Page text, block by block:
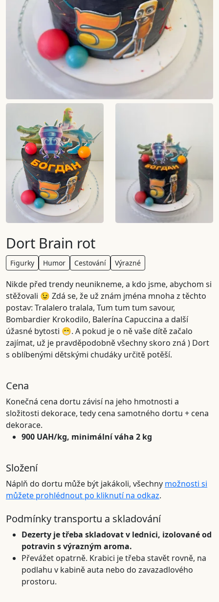
Dort Brain rot
Figurky Humor Cestování Výrazné
Nikde před trendy neunikneme, a kdo jsme, abychom si
stěžovali 😉 Zdá se, že už znám jména mnoha z těchto
postav: Tralalero tralala, Tum tum tum savour,
Bombardier Krokodilo, Balerína Capuccina a další
úžasné bytosti 😁. A pokud je o ně vaše dítě začalo
zajímat, už je pravděpodobně všechny skoro zná ) Dort
s oblíbenými dětskými chudáky určitě potěší.
Cena
Konečná cena dortu závisí na jeho hmotnosti a
složitosti dekorace, tedy cena samotného dortu + cena
dekorace.
900 UAH/kg, minimální váha 2 kg
Složení
Náplň do dortu může být jakákoli, všechny možnosti si
můžete prohlédnout po kliknutí na odkaz.
Podmínky transportu a skladování
Dezerty je třeba skladovat v lednici, izolované od
potravin s výrazným aroma.
Převážet opatrně. Krabici je třeba stavět rovně, na
podlahu v kabině auta nebo do zavazadlového
prostoru.